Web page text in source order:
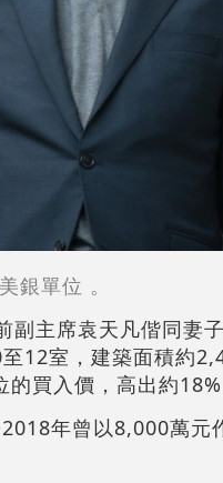
銀單位 。
副主席袁天凡偕同妻
12室，建築面積約
買入價，高出約18%
年曾以8,000萬元